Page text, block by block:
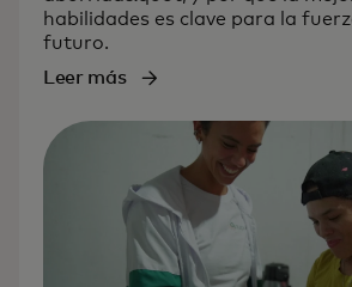
habilidades es clave para la
futuro.
Leer más